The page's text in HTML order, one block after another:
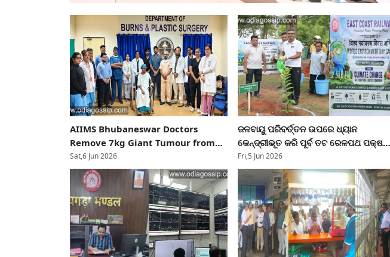
AIIMS Bhubaneswar Doctors
Remove 7kg Giant Tumour from
Woman’s Arm
Sat,6 Jun 2026
ଜଳବାୟୁ ପରିବର୍ତ୍ତନ ଉପରେ ଧ୍ୟାନ
କେନ୍ଦ୍ରୀଭୂତ କରି ପୂର୍ବ ତଟ ରେଳପଥ ପକ୍ଷରୁ
ବିଶ୍ୱ ପରିବେଶ ଦିବସ ୨୦୨୬ ପାଳିତ
Fri,5 Jun 2026